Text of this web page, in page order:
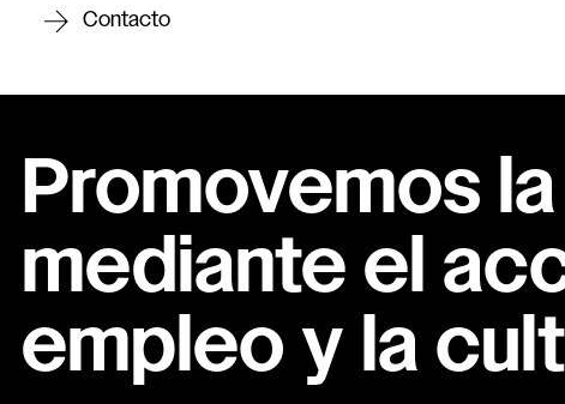
Contacto
Promovemos
mediante el
empleo y la